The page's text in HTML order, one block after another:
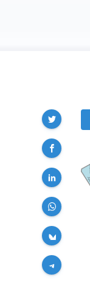
Compartir